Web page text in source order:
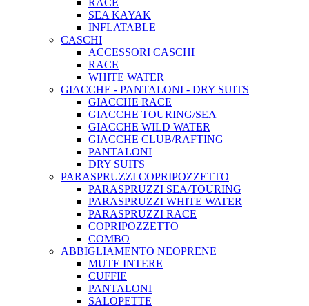
RACE
SEA KAYAK
INFLATABLE
CASCHI
ACCESSORI CASCHI
RACE
WHITE WATER
GIACCHE - PANTALONI - DRY SUITS
GIACCHE RACE
GIACCHE TOURING/SEA
GIACCHE WILD WATER
GIACCHE CLUB/RAFTING
PANTALONI
DRY SUITS
PARASPRUZZI COPRIPOZZETTO
PARASPRUZZI SEA/TOURING
PARASPRUZZI WHITE WATER
PARASPRUZZI RACE
COPRIPOZZETTO
COMBO
ABBIGLIAMENTO NEOPRENE
MUTE INTERE
CUFFIE
PANTALONI
SALOPETTE